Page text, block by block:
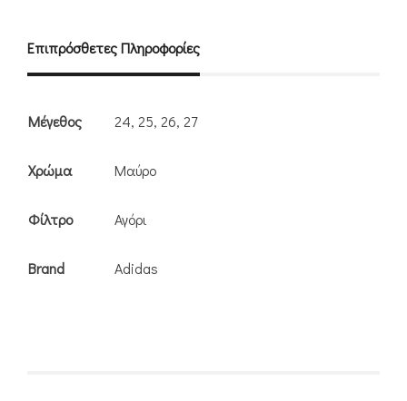
Επιπρόσθετες Πληροφορίες
Μέγεθος 24, 25, 26, 27
Χρώμα Μαύρο
Φίλτρο Αγόρι
Brand Adidas